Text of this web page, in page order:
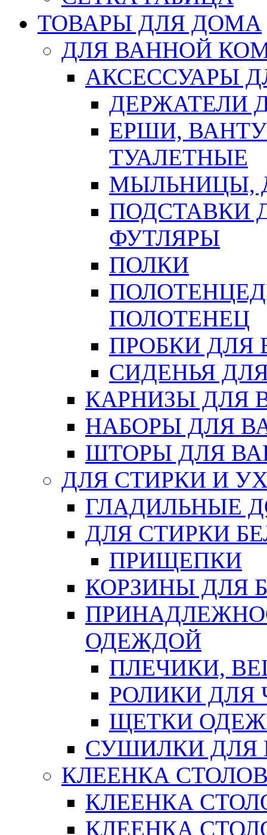
ТОВАРЫ ДЛЯ ДОМА
ДЛЯ ВАННОЙ
АКСЕССУАРЫ
ДЕРЖАТЕЛИ
ЕРШИ,
ТУАЛЕТНЫЕ
МЫЛЬНИЦЫ,
ПОДСТАВКИ
ФУТЛЯРЫ
ПОЛКИ
ПОЛОТЕНЕЦ
ПРОБКИ ДЛЯ
СИДЕНЬЯ
КАРНИЗЫ ДЛЯ
НАБОРЫ ДЛЯ
ШТОРЫ ДЛЯ
ДЛЯ СТИРКИ И
ГЛАДИЛЬНЫЕ
ДЛЯ СТИРКИ
ПРИЩЕПКИ
КОРЗИНЫ ДЛЯ
ОДЕЖДОЙ
ПЛЕЧИКИ,
РОЛИКИ ДЛЯ
ЩЕТКИ
СУШИЛКИ ДЛЯ
КЛЕЕНКА
КЛЕЕНКА
КЛЕЕНКА